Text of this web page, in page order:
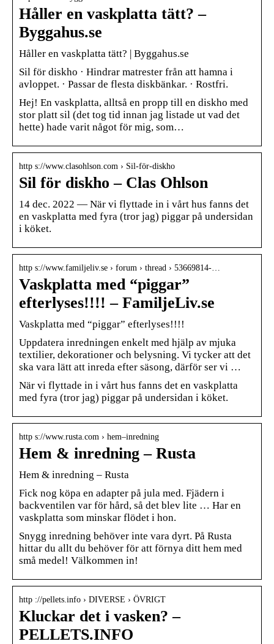
Håller en vaskplatta tätt? –
Byggahus.se
Håller en vaskplatta tätt? | Byggahus.se
Sil för diskho · Hindrar matrester från att hamna i
avloppet. · Passar de flesta diskbänkar. · Rostfri.
Hej! En vaskplatta, alltså en propp till en diskho med
stor platt sil (det tog tid innan jag listade ut vad det
hette) hade varit något för mig, som…
http s://www.clasohlson.com › Sil-för-diskho
Sil för diskho – Clas Ohlson
14 dec. 2022 — När vi flyttade in i vårt hus fanns det
en vaskplatta med fyra (tror jag) piggar på undersidan
i köket.
http s://www.familjeliv.se › forum › thread › 53669814-…
Vaskplatta med “piggar”
efterlyses!!!! – FamiljeLiv.se
Vaskplatta med “piggar” efterlyses!!!!
Uppdatera inredningen enkelt med hjälp av mjuka
textilier, dekorationer och belysning. Vi tycker att det
ska vara lätt att inreda efter säsong, därför ser vi …
När vi flyttade in i vårt hus fanns det en vaskplatta
med fyra (tror jag) piggar på undersidan i köket.
http s://www.rusta.com › hem–inredning
Hem & inredning – Rusta
Hem & inredning – Rusta
Fick nog köpa en adapter på jula med. Fjädern i
backventilen var för hård, så det blev lite … Har en
vaskplatta som minskar flödet i hon.
Snygg inredning behöver inte vara dyrt. På Rusta
hittar du allt du behöver för att förnya ditt hem med
små medel! Välkommen in!
http ://pellets.info › DIVERSE › ÖVRIGT
Kluckar det i vasken? –
PELLETS.INFO